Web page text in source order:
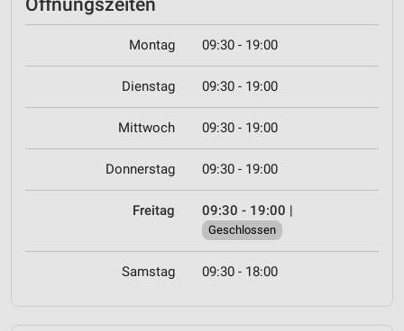
Öffnungszeiten
Montag 09:30 - 19:00
Dienstag 09:30 - 19:00
Mittwoch 09:30 - 19:00
Donnerstag 09:30 - 19:00
Freitag 09:30 - 19:00 |
Geschlossen
Samstag 09:30 - 18:00